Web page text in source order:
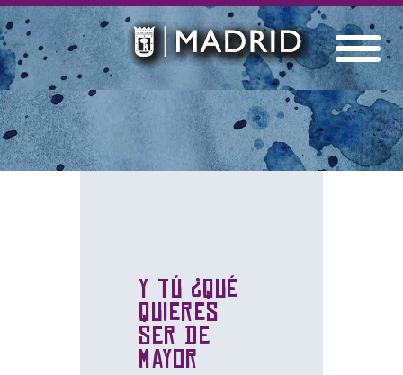
Y tú ¿qué
quieres
ser de
mayor